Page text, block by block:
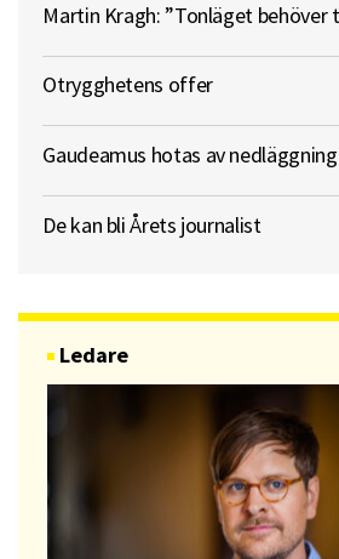
Martin Kragh: ”Tonläget behöver
Otrygghetens offer
Gaudeamus hotas av nedläggning
De kan bli Årets journalist
Ledare